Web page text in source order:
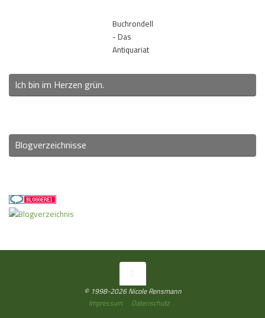
Buchrondell
- Das
Antiquariat
Ich bin im Herzen grün.
Blogverzeichnisse
© 1998-2026 Nicole Rensmann
Impressum
Datenschutz